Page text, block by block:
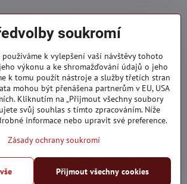
Pinterest
751
: 09:00 - 15:00 hod.
)
soukromí
k vylepšení vaší návštěvy tohoto
výkonu a ke shromažďování údajů o jeho
k tomu použít nástroje a služby třetích stran
mohou být přenášena partnerům v EU, USA
Kliknutím na „Přijmout všechny soubory
svůj souhlas s tímto zpracováním. Níže
informace nebo upravit své preference.
Zásady ochrany soukromí
Přijmout všechny cookies